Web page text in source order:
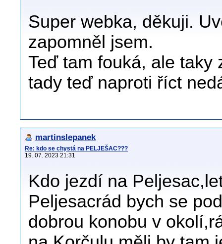
Super webka, děkuji.
zapomněl jsem.
Teď tam fouká, ale
tady teď naproti říct
martinslepanek
Re: kdo se chystá na PELJEŠAC???
19. 07. 2023 21:31
Kdo jezdí na
Peljesacrád bych se
dobrou konobu v